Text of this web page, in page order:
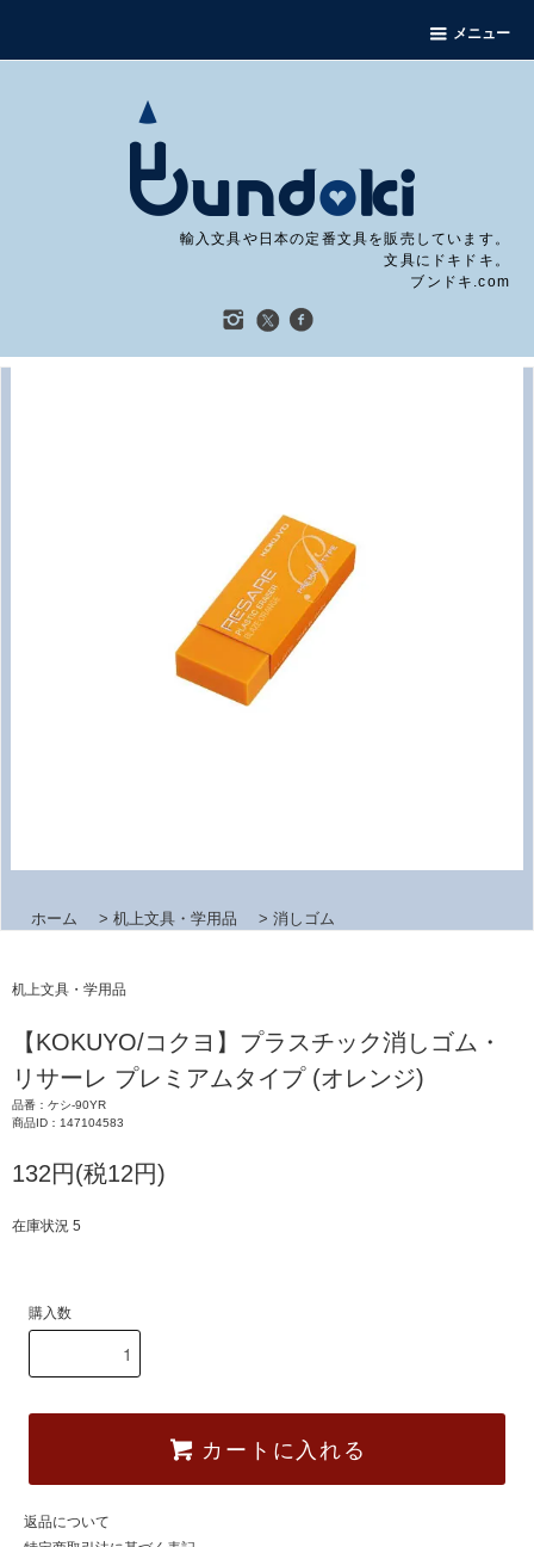
メニュー
輸入文具や日本の定番文具を販売しています。
文具にドキドキ。
ブンドキ.com
ホーム > 机上文具・学用品 > 消しゴム
机上文具・学用品
【KOKUYO/コクヨ】プラスチック消しゴム・
リサーレ プレミアムタイプ (オレンジ)
品番：ケシ-90YR
商品ID：147104583
132円(税12円)
在庫状況 5
購入数
カートに入れる
返品について